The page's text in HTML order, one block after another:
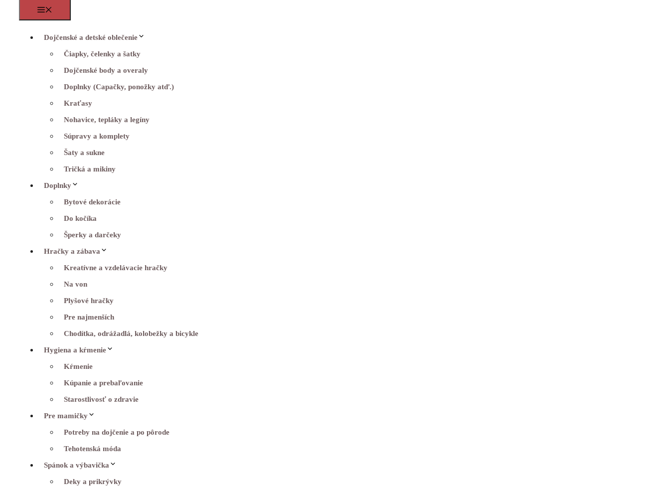
Dojčenské a detské oblečenie
Čiapky, čelenky a šatky
Dojčenské body a overaly
Doplnky (Capačky, ponožky atď.)
Kraťasy
Nohavice, tepláky a legíny
Súpravy a komplety
Šaty a sukne
Tričká a mikiny
Doplnky
Bytové dekorácie
Do kočíka
Šperky a darčeky
Hračky a zábava
Kreatívne a vzdelávacie hračky
Na von
Plyšové hračky
Pre najmenších
Chodítka, odrážadlá, kolobežky a bicykle
Hygiena a kŕmenie
Kŕmenie
Kúpanie a prebaľovanie
Starostlivosť o zdravie
Pre mamičky
Potreby na dojčenie a po pôrode
Tehotenská móda
Spánok a výbavička
Deky a prikrývky